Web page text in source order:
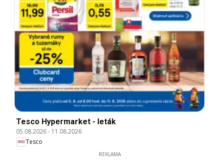
Tesco Hypermarket - leták
05.08.2026- 11.08.2026
Tesco
REKLAMA